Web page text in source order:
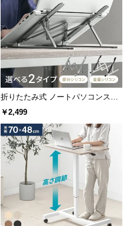
折りたたみ式 ノートパソコンスタ
ンド
￥2,499